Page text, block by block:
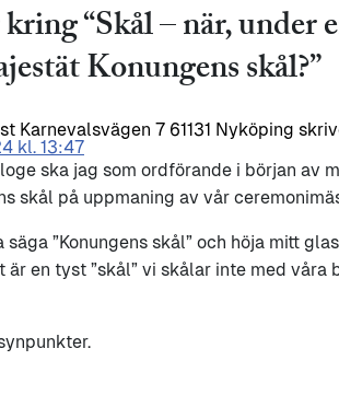
“Skål – när, under
Konungens skål?”
Karnevalsvägen 7 61131 Nyköping
kl. 13:47
ska jag som ordförande i början av
skål på uppmaning av vår
säga ”Konungens skål” och höja mitt
är en tyst ”skål” vi skålar inte med